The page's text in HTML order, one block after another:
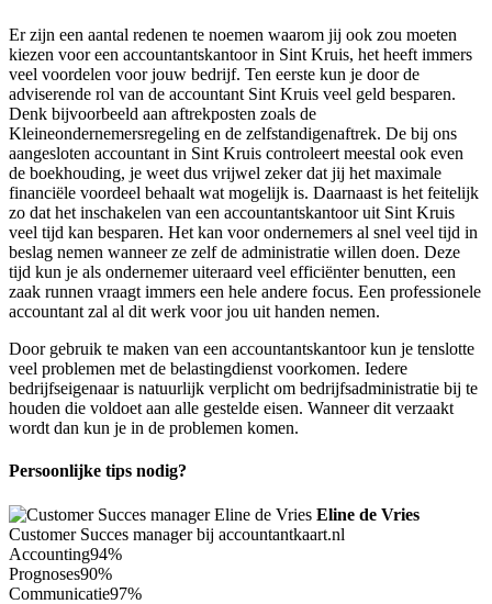
Er zijn een aantal redenen te noemen waarom jij ook zou moeten
kiezen voor een accountantskantoor in Sint Kruis, het heeft immers
veel voordelen voor jouw bedrijf. Ten eerste kun je door de
adviserende rol van de accountant Sint Kruis veel geld besparen.
Denk bijvoorbeeld aan aftrekposten zoals de
Kleineondernemersregeling en de zelfstandigenaftrek. De bij ons
aangesloten accountant in Sint Kruis controleert meestal ook even
de boekhouding, je weet dus vrijwel zeker dat jij het maximale
financiële voordeel behaalt wat mogelijk is. Daarnaast is het feitelijk
zo dat het inschakelen van een accountantskantoor uit Sint Kruis
veel tijd kan besparen. Het kan voor ondernemers al snel veel tijd in
beslag nemen wanneer ze zelf de administratie willen doen. Deze
tijd kun je als ondernemer uiteraard veel efficiënter benutten, een
zaak runnen vraagt immers een hele andere focus. Een professionele
accountant zal al dit werk voor jou uit handen nemen.
Door gebruik te maken van een accountantskantoor kun je tenslotte
veel problemen met de belastingdienst voorkomen. Iedere
bedrijfseigenaar is natuurlijk verplicht om bedrijfsadministratie bij te
houden die voldoet aan alle gestelde eisen. Wanneer dit verzaakt
wordt dan kun je in de problemen komen.
Persoonlijke tips nodig?
Eline de Vries
Customer Succes manager bij accountantkaart.nl
Accounting94%
Prognoses90%
Communicatie97%